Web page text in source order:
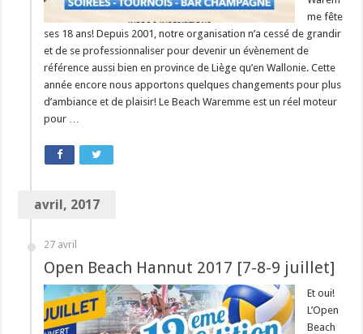
me fête
ses 18 ans! Depuis 2001, notre organisation n’a cessé de grandir
et de se professionnaliser pour devenir un évènement de
référence aussi bien en province de Liège qu’en Wallonie. Cette
année encore nous apportons quelques changements pour plus
d’ambiance et de plaisir! Le Beach Waremme est un réel moteur
pour …
avril, 2017
27 avril
Open Beach Hannut 2017 [7-8-9 juillet]
Et oui!
L’Open
Beach